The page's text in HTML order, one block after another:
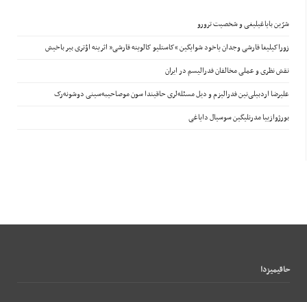
شرّین بایاغیلیغی و شخصیت ترورو
زوراکیلیغا قارشی وجدان یاخود شوایگین “کاستلیو کالوینه قارشی” اثرینه اؤتری بیر باخیش
نقش نظری و عملی مخالفان فدرالیسم در ایران
علیرضا اردبیلی‌نین فدرالیزم و دیل مسئله‌لری حاقیندا سون موصاحیبه‌سینی دوشونه‌رک
بورژوازییا مدرنلیگین سوسیال دایاغی
حاقيميزدا